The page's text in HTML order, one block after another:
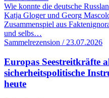
Wie konnte die deutsche
Katja Gloger und Georg
Zusammenspiel aus
und selbs…
Sammelrezension / 23.07.2026
Europas Seestreitkräfte
sicherheitspolitische
heute